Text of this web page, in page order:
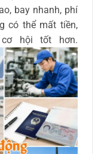
bay nhanh, phí
có thể mất tiền,
hội tốt hơn.